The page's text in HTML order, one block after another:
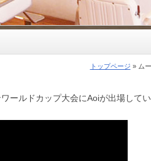
トップページ » ム
ールドカップ大会にAoiが出場して